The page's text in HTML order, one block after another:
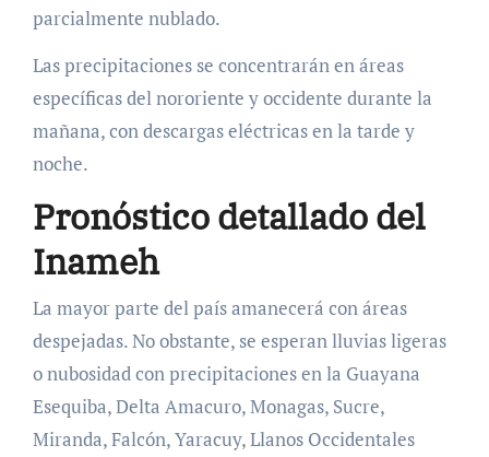
parcialmente nublado.
Las precipitaciones se concentrarán en áreas
específicas del nororiente y occidente durante la
mañana, con descargas eléctricas en la tarde y
noche.
Pronóstico detallado del
Inameh
La mayor parte del país amanecerá con áreas
despejadas. No obstante, se esperan lluvias ligeras
o nubosidad con precipitaciones en la Guayana
Esequiba, Delta Amacuro, Monagas, Sucre,
Miranda, Falcón, Yaracuy, Llanos Occidentales